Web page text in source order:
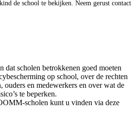
de school te bekijken. Neem gerust contact
dat scholen betrokkenen goed moeten
op school, over de rechten
ouders en medewerkers en over wat de
te beperken.
scholen kunt u vinden via deze